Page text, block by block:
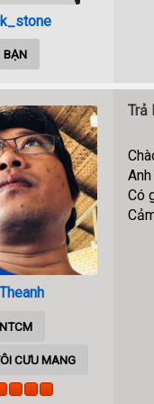
BẠN
Theanh
NTCM
CƯU MANG
Trả
Có